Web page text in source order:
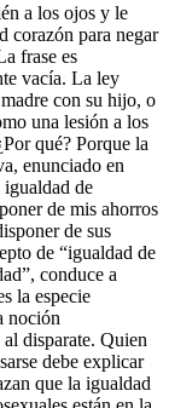
a los ojos y le
corazón para negar
frase es
vacía. La ley
con su hijo, o
una lesión a los
qué? Porque la
enunciado en
igualdad de
de mis ahorros
de sus
de “igualdad de
conduce a
la especie
noción
disparate. Quien
debe explicar
que la igualdad